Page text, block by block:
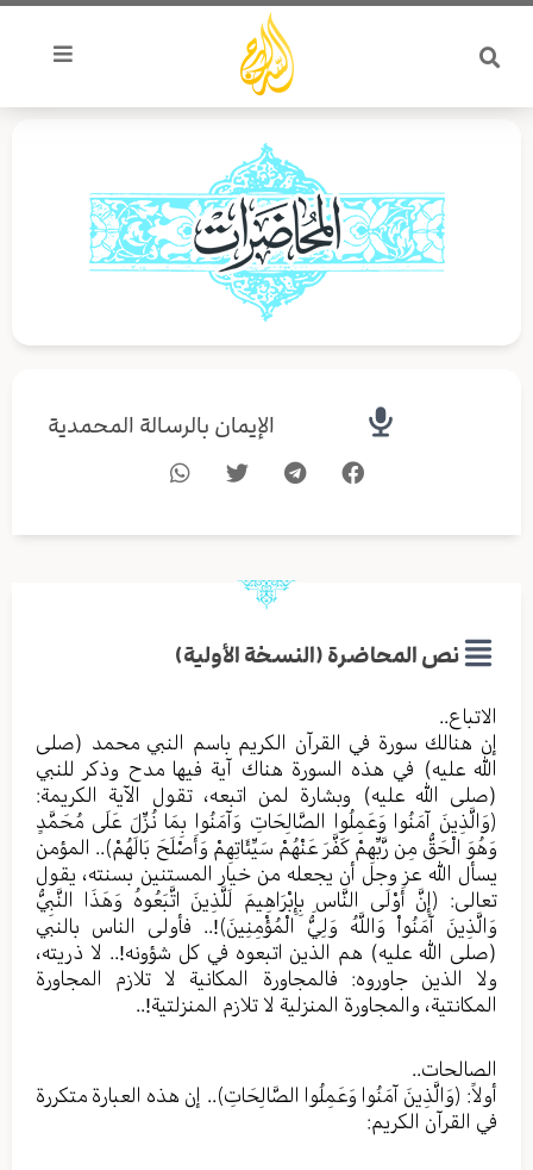
تخطي
المحتوى
الإيمان بالرسالة المحمدية
نص المحاضرة (النسخة الأولية)
الاتباع..
إن هنالك سورة في القرآن الكريم باسم النبي محمد (صلی
الله عليه) في هذه السورة هناك آية فيها مدح وذكر للنبي
(صلی الله عليه) وبشارة لمن اتبعه، تقول الآية الكريمة:
﴿وَالَّذِينَ آمَنُوا وَعَمِلُوا الصَّالِحَاتِ وَآمَنُوا بِمَا نُزِّلَ عَلَى مُحَمَّدٍ
وَهُوَ الْحَقُّ مِن رَّبِّهِمْ كَفَّرَ عَنْهُمْ سَيِّئَاتِهِمْ وَأَصْلَحَ بَالَهُمْ﴾.. المؤمن
يسأل الله عز وجل أن يجعله من خيار المستنين بسنته، يقول
تعالى: ﴿إِنَّ أَوْلَى النَّاسِ بِإِبْرَاهِيمَ لَلَّذِينَ اتَّبَعُوهُ وَهَذَا النَّبِيُّ
وَالَّذِينَ آمَنُواْ وَاللَّهُ وَلِيُّ الْمُؤْمِنِينَ﴾!.. فأولى الناس بالنبي
(صلی الله عليه) هم الذين اتبعوه في كل شؤونه!.. لا ذريته،
ولا الذين جاوروه: فالمجاورة المكانية لا تلازم المجاورة
المكانتية، والمجاورة المنزلية لا تلازم المنزلتية!..
الصالحات..
أولاً: ﴿وَالَّذِينَ آمَنُوا وَعَمِلُوا الصَّالِحَاتِ﴾.. إن هذه العبارة متكررة
في القرآن الكريم: